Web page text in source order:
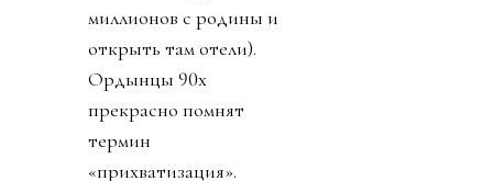
миллионов с родины и
открыть там отели).
Ордынцы 90х
прекрасно помнят
термин
«прихватизация».